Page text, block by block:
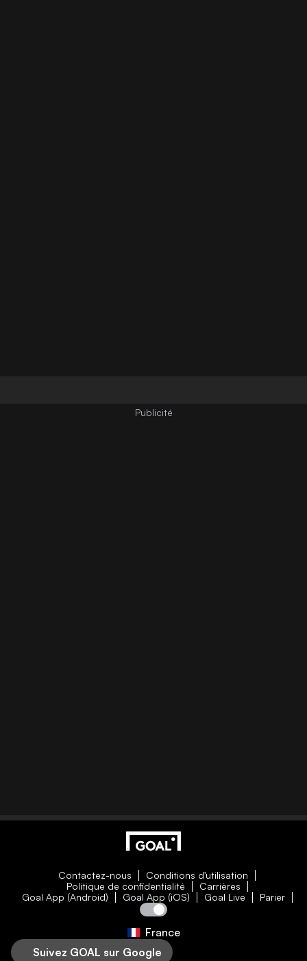
Contactez-nous
Conditions d'utilisation
Politique de confidentialité
Carrières
Goal App (Android)
Goal App (iOS) Goal Live Parier
France
Suivez GOAL sur Google